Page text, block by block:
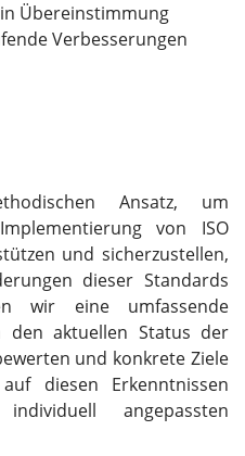
Übereinstimmung
Verbesserungen
Ansatz, um
von ISO
und sicherzustellen,
dieser Standards
wir eine umfassende
den aktuellen Status der
und konkrete Ziele
diesen Erkenntnissen
angepassten